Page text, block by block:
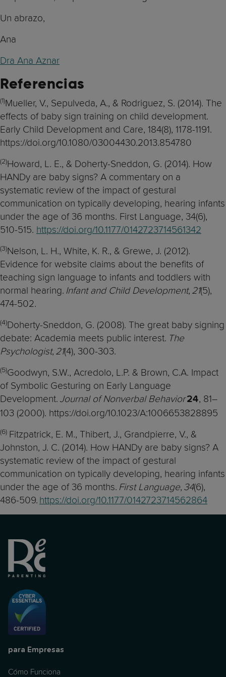
Un abrazo,
Ana
Dra Ana Aznar
Referencias
(1)Mueller, V., Sepulveda, A., & Rodriguez, S. (2014). The
effects of baby sign training on child development.
Early Child Development and Care, 184(8), 1178-1191.
https://doi.org/10.1080/03004430.2013.854780
(2)Howard, L. E., & Doherty-Sneddon, G. (2014). How
HANDy are baby signs? A commentary on a
systematic review of the impact of gestural
communication on typically developing, hearing infants
under the age of 36 months. First Language, 34(6),
510-515. https://doi.org/10.1177/0142723714561342
(3)Nelson, L. H., White, K. R., & Grewe, J. (2012).
Evidence for website claims about the benefits of
teaching sign language to infants and toddlers with
normal hearing. Infant and Child Development, 21(5),
474-502.
(4)Doherty-Sneddon, G. (2008). The great baby signing
debate: Academia meets public interest. The
Psychologist, 21(4), 300-303.
(5)Goodwyn, S.W., Acredolo, L.P. & Brown, C.A. Impact
of Symbolic Gesturing on Early Language
Development. Journal of Nonverbal Behavior 24, 81–
103 (2000). https://doi.org/10.1023/A:1006653828895
(6) Fitzpatrick, E. M., Thibert, J., Grandpierre, V., &
Johnston, J. C. (2014). How HANDy are baby signs? A
systematic review of the impact of gestural
communication on typically developing, hearing infants
under the age of 36 months. First Language, 34(6),
486-509. https://doi.org/10.1177/0142723714562864
para Empresas
Cómo Funciona